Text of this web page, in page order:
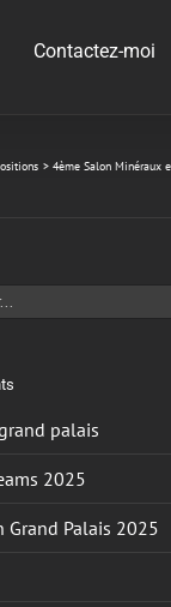
Contactez-moi
4ème Salon Minéraux
palais
2025
Grand Palais 2025